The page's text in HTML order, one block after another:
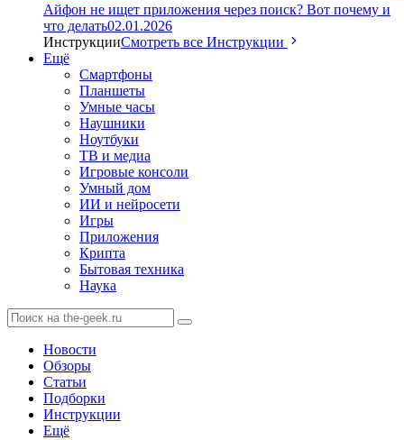
Айфон не ищет приложения через поиск? Вот почему и
что делать02.01.2026
ИнструкцииСмотреть все Инструкции
Ещё
Смартфоны
Планшеты
Умные часы
Наушники
Ноутбуки
ТВ и медиа
Игровые консоли
Умный дом
ИИ и нейросети
Игры
Приложения
Крипта
Бытовая техника
Наука
Новости
Обзоры
Статьи
Подборки
Инструкции
Ещё